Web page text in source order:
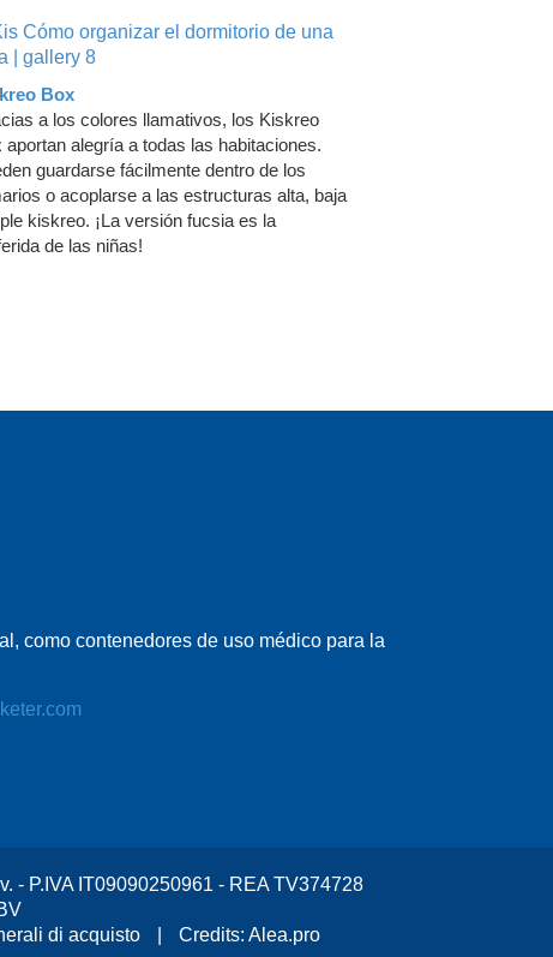
Box
a los colores llamativos, los Kiskreo
aportan alegría a todas las habitaciones.
guardarse fácilmente dentro de los
o acoplarse a las estructuras alta, baja
kiskreo. ¡La versión fucsia es la
de las niñas!
como contenedores de uso médico para la
- P.IVA IT09090250961 - REA TV374728
di acquisto Credits: Alea.pro